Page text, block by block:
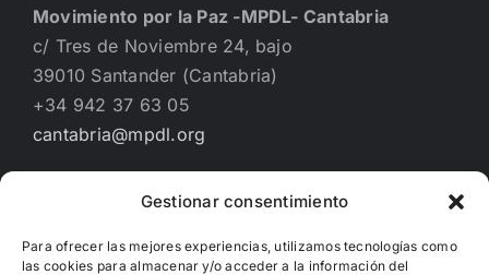
Gestionar consentimiento
Para ofrecer las mejores experiencias, utilizamos tecnologías como
las cookies para almacenar y/o acceder a la información del
Movimiento por la Paz -MPDL- Cantabria
c/ Tres de Noviembre 24, bajo
39010 Santander (Cantabria)
+34 942 37 63 05
cantabria@mpdl.org
Financiado por